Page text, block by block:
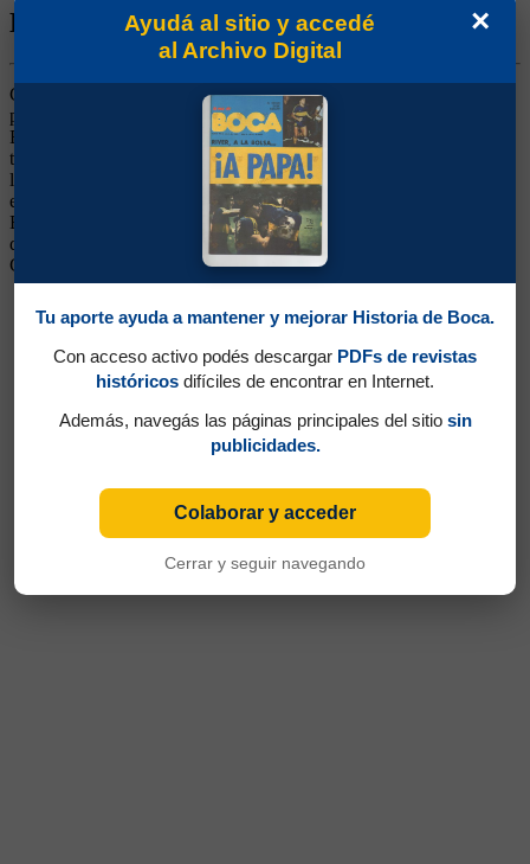
Biografía de Alphonse Marie Tchami
Centrodelantero. Comenzó su carrera en Unisport Bafang de su
país, Camerún, y pasó al Odense de Dinamarca, de donde llegó a
Boca. Robusto, potente y de mucha entrega, aunque con poca
técnica. Era querido por la gente, pero fue perdiendo el puesto ante
la gran cantidad de delanteros que tenía el plantel. Siguió su carrera
en el Hertha Berlin de Alemania, Al Wasr de Emiratos Arabes,
Escocia, Dundee United de Escocia, Chernomorets de Rusia, Niza
de Francia y Shenyang Ginde de China. Con la selección de
Camerún jugó los mundiales de 1994 y 1998.
×
Ayudá al sitio y accedé
al Archivo Digital
Tu aporte ayuda a mantener y mejorar Historia de Boca.
Con acceso activo podés descargar PDFs de revistas
históricos difíciles de encontrar en Internet.
Además, navegás las páginas principales del sitio sin
publicidades.
Colaborar y acceder
Cerrar y seguir navegando